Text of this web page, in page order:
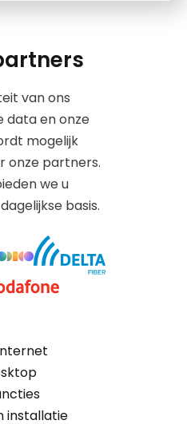
van ons
data en onze
mogelijk
onze partners.
we u
basis.
installatie